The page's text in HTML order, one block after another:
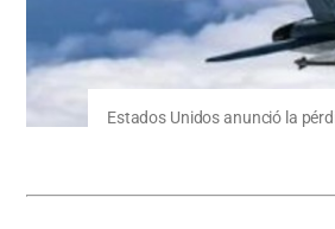
Estados Unidos anunció la